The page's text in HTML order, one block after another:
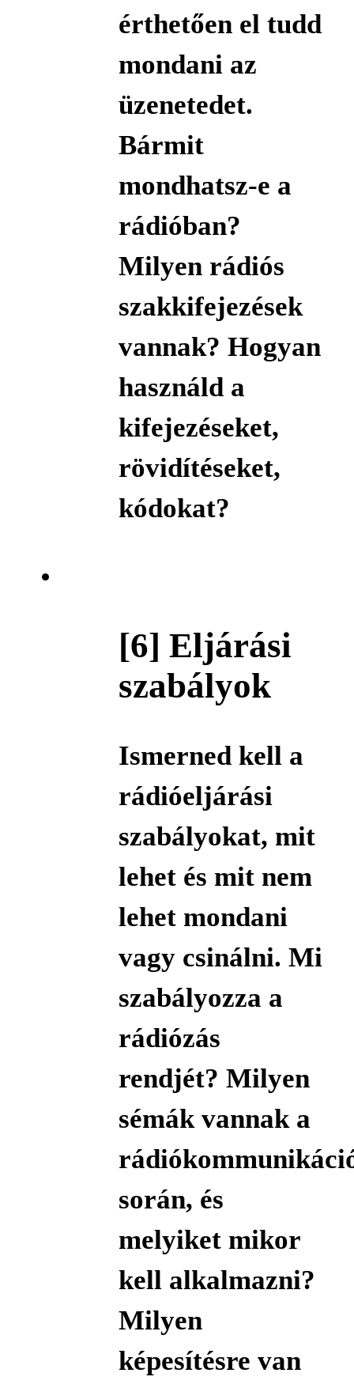
érthetően el tudd
mondani az
üzenetedet.
Bármit
mondhatsz-e a
rádióban?
Milyen rádiós
szakkifejezések
vannak? Hogyan
használd a
kifejezéseket,
rövidítéseket,
kódokat?
[6] Eljárási
szabályok
Ismerned kell a
rádióeljárási
szabályokat, mit
lehet és mit nem
lehet mondani
vagy csinálni. Mi
szabályozza a
rádiózás
rendjét? Milyen
sémák vannak a
során, és
melyiket mikor
kell alkalmazni?
Milyen
képesítésre van